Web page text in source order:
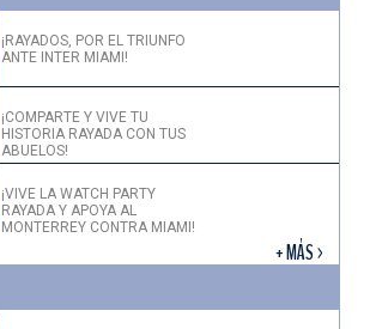
¡RAYADOS, POR EL TRIUNFO
ANTE INTER MIAMI!
¡COMPARTE Y VIVE TU
HISTORIA RAYADA CON TUS
ABUELOS!
¡VIVE LA WATCH PARTY
RAYADA Y APOYA AL
MONTERREY CONTRA MIAMI!
+ MÁS >